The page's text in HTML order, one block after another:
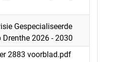
Gespecialiseerde
2026 - 2030
2883 voorblad.pdf